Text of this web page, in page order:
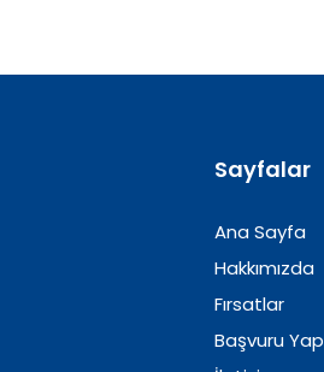
Sayfalar
Ana Sayfa
Hakkımızda
Fırsatlar
Başvuru Yap